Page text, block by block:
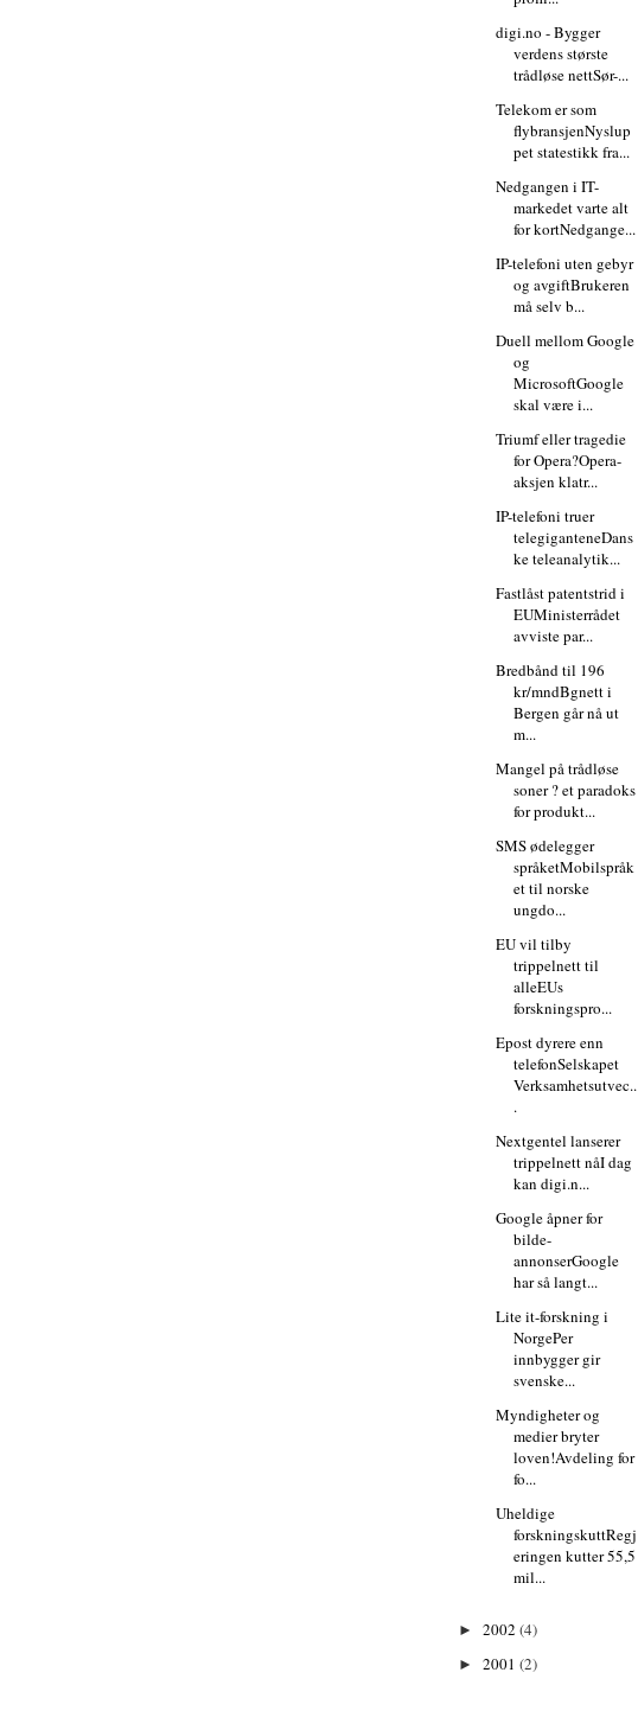
digi.no - Bygger
verdens største
trådløse nettSør-...
Telekom er som
flybransjenNyslup
pet statestikk fra...
Nedgangen i IT-
markedet varte alt
for kortNedgange...
IP-telefoni uten gebyr
og avgiftBrukeren
må selv b...
Duell mellom Google
og
MicrosoftGoogle
skal være i...
Triumf eller tragedie
for Opera?Opera-
aksjen klatr...
IP-telefoni truer
telegiganteneDans
ke teleanalytik...
Fastlåst patentstrid i
EUMinisterrådet
avviste par...
Bredbånd til 196
kr/mndBgnett i
Bergen går nå ut
m...
Mangel på trådløse
soner ? et paradoks
for produkt...
SMS ødelegger
språketMobilspråk
et til norske
ungdo...
EU vil tilby
trippelnett til
alleEUs
forskningspro...
Epost dyrere enn
telefonSelskapet
Verksamhetsutvec..
.
Nextgentel lanserer
trippelnett nåI dag
kan digi.n...
Google åpner for
bilde-
annonserGoogle
har så langt...
Lite it-forskning i
NorgePer
innbygger gir
svenske...
Myndigheter og
medier bryter
loven!Avdeling for
fo...
Uheldige
forskningskuttRegj
eringen kutter 55,5
mil...
► 2002 (4)
► 2001 (2)